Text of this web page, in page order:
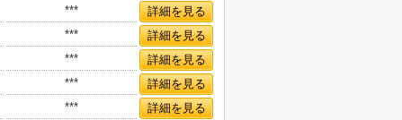
***
詳細を見る
***
詳細を見る
***
詳細を見る
***
詳細を見る
*** 詳細を見る